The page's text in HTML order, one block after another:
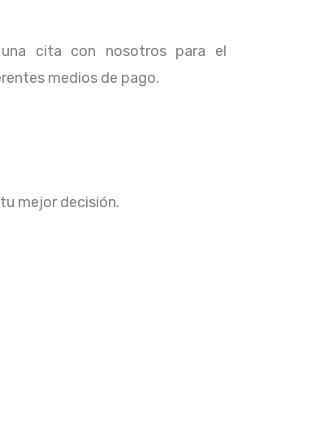
cita con nosotros para el
medios de pago.
mejor decisión.